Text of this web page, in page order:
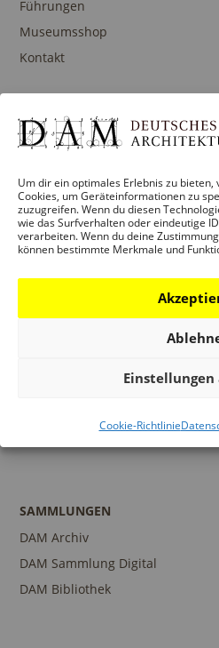
Um dir ein optimales Erlebnis zu
Cookies, um Geräteinformationen zu
zuzugreifen. Wenn du diesen
wie das Surfverhalten oder eindeutige
verarbeiten. Wenn du deine
können bestimmte Merkmale und
Einstellungen
Cookie-Richtlinie
Führungen
Museumsshop
Kontakt
PROGRAMM
Veranstaltungen
Architekturpreise
Publikationen
Führungen und Touren
Ansprechpartner
SAMMLUNGEN
DAM Archiv
DAM Sammlung Digital
DAM Bibliothek